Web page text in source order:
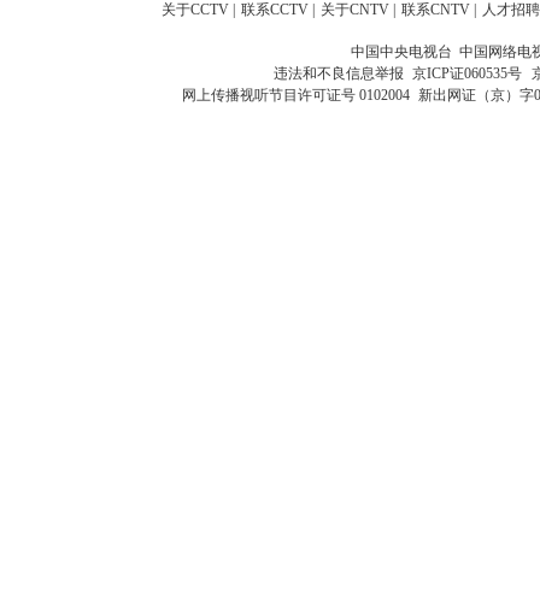
关于CCTV 联系CCTV 关于CNTV 联系CNTV 人才招聘
中国中央电视台 中国网络电
违法和不良信息举报 京ICP证060535号
网上传播视听节目许可证号 0102004 新出网证（京）